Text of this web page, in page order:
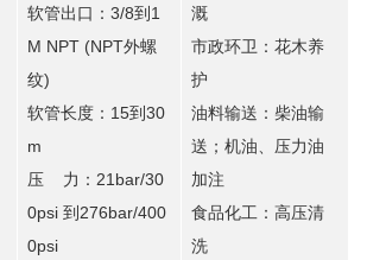
软管出口：3/8到1
M NPT (NPT外螺
纹)
软管长度：15到30
m
压 力：21bar/30
0psi 到276bar/400
0psi
溉
市政环卫：花木养
护
油料输送：柴油输
送；机油、压力油
加注
食品化工：高压清
洗